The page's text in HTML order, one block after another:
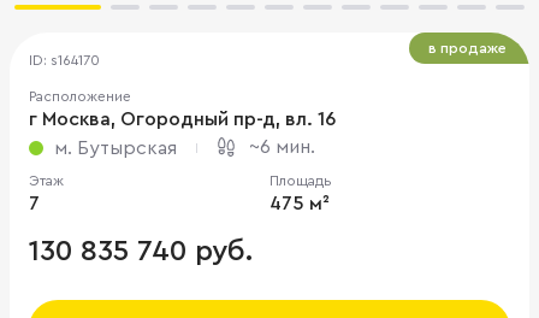
ID: s164170
Расположение
г Москва, Огородный пр-д, вл. 16
м. Бутырская
~6 мин.
Этаж
7
Площадь
475 м²
130 835 740 руб.
в продаже